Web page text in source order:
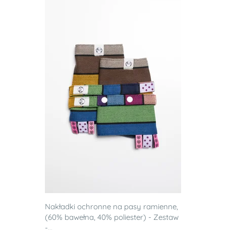
Nakładki ochronne na pasy ramienne,
(60% bawełna, 40% poliester) - Zestaw
-...